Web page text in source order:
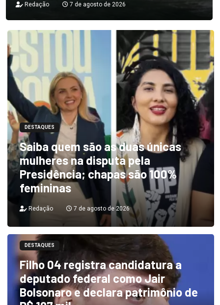
Redação 7 de agosto de 2026
DESTAQUES
Saiba quem são as duas únicas
mulheres na disputa pela
Presidência; chapas são 100%
femininas
Redação 7 de agosto de 2026
DESTAQUES
Filho 04 registra candidatura a
deputado federal como Jair
Bolsonaro e declara patrimônio de